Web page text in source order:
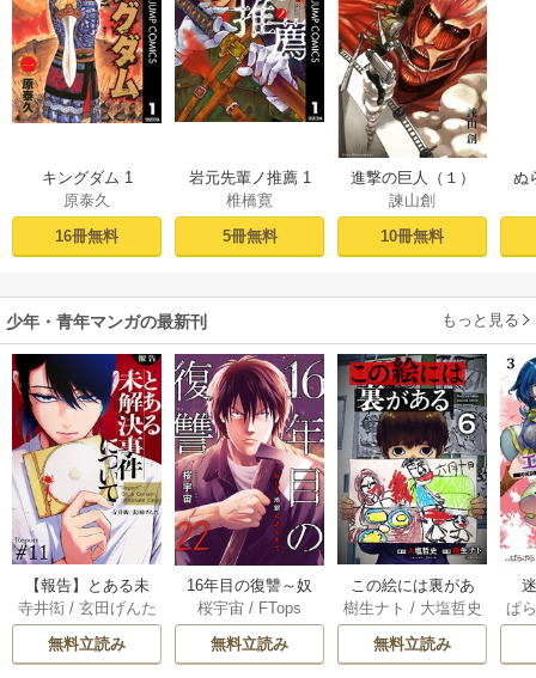
キングダム 1
原泰久
16冊無料
岩元先輩ノ推薦 1
椎橋寛
5冊無料
進撃の巨人（１）
諫山創
10冊無料
ぬ
少年・青年マンガの最新刊 もっと見る
【報告】とある未
解決事件について 1
1巻
寺井衒/ 玄田げんた
無料立読み
16年目の復讐～奴
らを地獄に送るま
で 22巻
桜宇宙 / FTops
無料立読み
この絵には裏があ
る 6巻
樹生ナト / 大塩哲史
無料立読み
ぱ